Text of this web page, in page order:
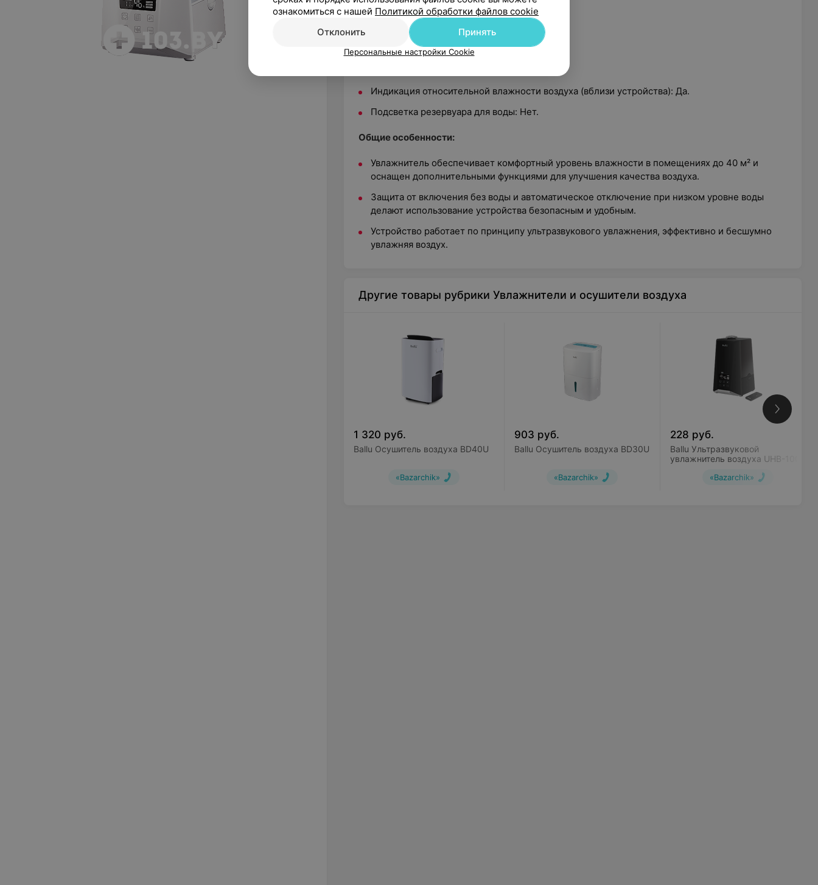
Подсветка дисплея: Да.
Цифровой дисплей: Да.
Индикация включения: Да.
Индикация относительной влажности воздуха (вблизи устройства): Да.
Подсветка резервуара для воды: Нет.
Общие особенности:
Увлажнитель обеспечивает комфортный уровень влажности в помещениях до 40 м² и
оснащен дополнительными функциями для улучшения качества воздуха.
Защита от включения без воды и автоматическое отключение при низком уровне воды
делают использование устройства безопасным и удобным.
Устройство работает по принципу ультразвукового увлажнения, эффективно и бесшумно
увлажняя воздух.
Другие товары рубрики Увлажнители и осушители воздуха
1 320 руб.
Ballu Осушитель воздуха BD40U
«Bazarchik»
903 руб.
Ballu Осушитель воздуха BD30U
«Bazarchik»
228 руб.
Ballu Ультразвуковой
увлажнитель воздуха UHB-1000
«Bazarchik»
ознакомиться с нашей Политикой обработки файлов cookie
Отклонить
Принять
Персональные настройки Cookie